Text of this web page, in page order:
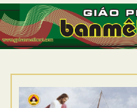
TRANG NHẤT
GIỚI THIỆU
DÒNG TU